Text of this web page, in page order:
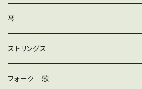
ダンス
和風
京都
ストリングス
琴
ストリングス
フォーク 歌